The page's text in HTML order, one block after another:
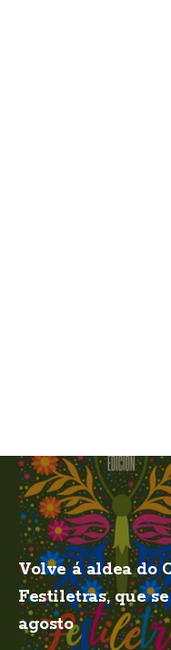
Volve á aldea do
Festiletras, que
agosto